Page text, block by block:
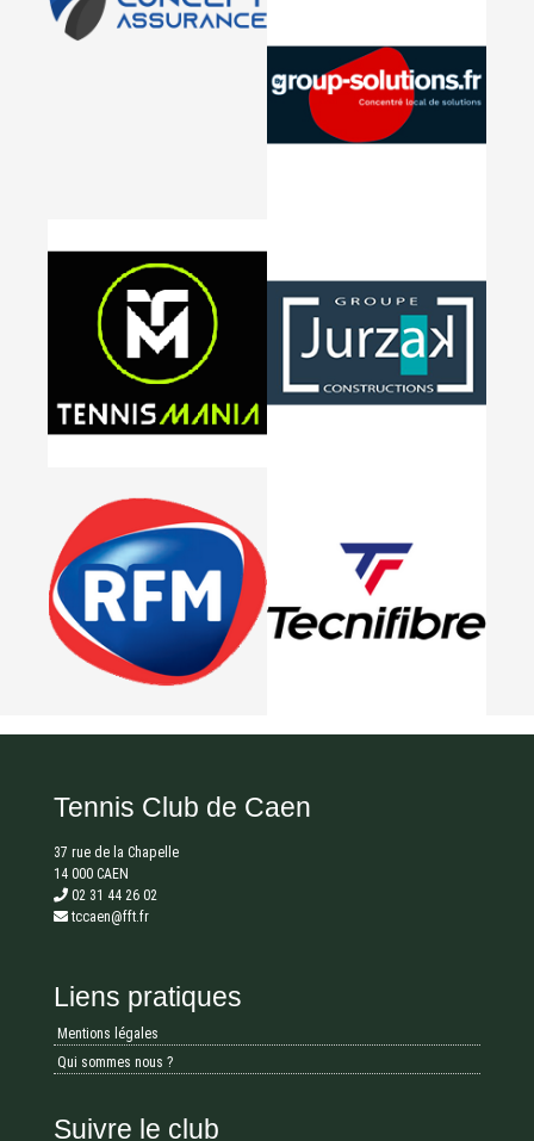
Tennis Club de Caen
37 rue de la Chapelle
14 000 CAEN
02 31 44 26 02
tccaen@fft.fr
Liens pratiques
Mentions légales
Qui sommes nous ?
Suivre le club